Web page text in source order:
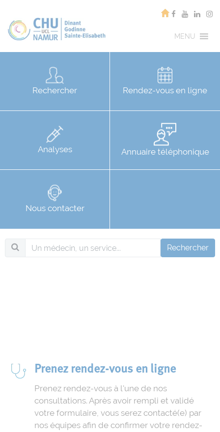
MENU
Rechercher Rendez-vous en ligne
Analyses Annuaire téléphonique
Nous contacter
Rechercher
Prenez rendez-vous en ligne
Prenez rendez-vous à l'une de nos
consultations. Après avoir rempli et validé
votre formulaire, vous serez contacté(e) par
nos équipes afin de confirmer votre rendez-